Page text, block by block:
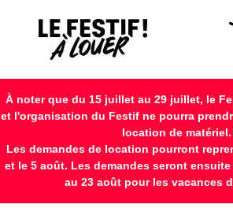
À noter que du 15 juillet au 29 juillet, le
et l'organisation du Festif ne pourra
location de matériel.
Les demandes de location pourront
et le 5 août. Les demandes seront
au 23 août pour les vacances